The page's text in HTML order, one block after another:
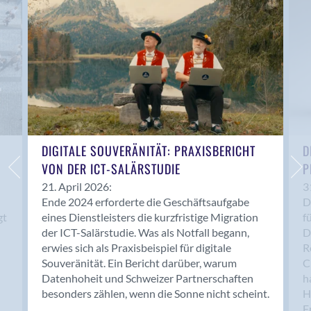
Anwil
Appenzell
Au SG
Baar
Baden
Balsthal
Balzers
Basel
Bassersdorf
Belp
Bendern
Benken (SG)
Bergdietikon
Berlin
Bern
Bern - Liebefeld
DIGITALE SOUVERÄNITÄT: PRAXISBERICHT
VON DER ICT-SALÄRSTUDIE
21. April 2026:
Ende 2024 erforderte die Geschäftsaufgabe
eines Dienstleisters die kurzfristige Migration
der ICT-Salärstudie. Was als Notfall begann,
erwies sich als Praxisbeispiel für digitale
Souveränität. Ein Bericht darüber, warum
Datenhoheit und Schweizer Partnerschaften
besonders zählen, wenn die Sonne nicht scheint.